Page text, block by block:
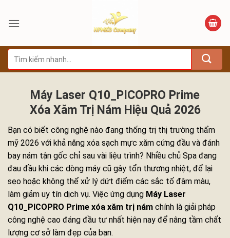
qua
dung
Tìm
kiếm:
Máy Laser Q10_PICOPRO Prime
Xóa Xăm Trị Nám Hiệu Quả 2026
Bạn có biết công nghệ nào đang thống trị thị trường thẩm
mỹ 2026 với khả năng xóa sạch mực xăm cứng đầu và đánh
bay nám tận gốc chỉ sau vài liệu trình? Nhiều chủ Spa đang
đau đầu khi các dòng máy cũ gây tổn thương nhiệt, để lại
sẹo hoặc không thể xử lý dứt điểm các sắc tố đậm màu,
làm giảm uy tín dịch vụ. Việc ứng dụng Máy Laser
Q10_PICOPRO Prime xóa xăm trị nám chính là giải pháp
công nghệ cao đáng đầu tư nhất hiện nay để nâng tầm chất
lượng cơ sở làm đẹp của bạn.